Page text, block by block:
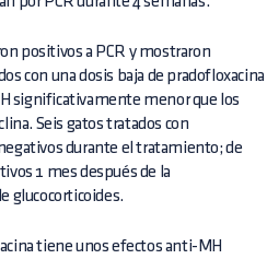
positivos a PCR y mostraron
con una dosis baja de pradofloxacina
significativamente menor que los
Seis gatos tratados con
durante el tratamiento; de
1 mes después de la
glucocorticoides.
tiene unos efectos anti-MH